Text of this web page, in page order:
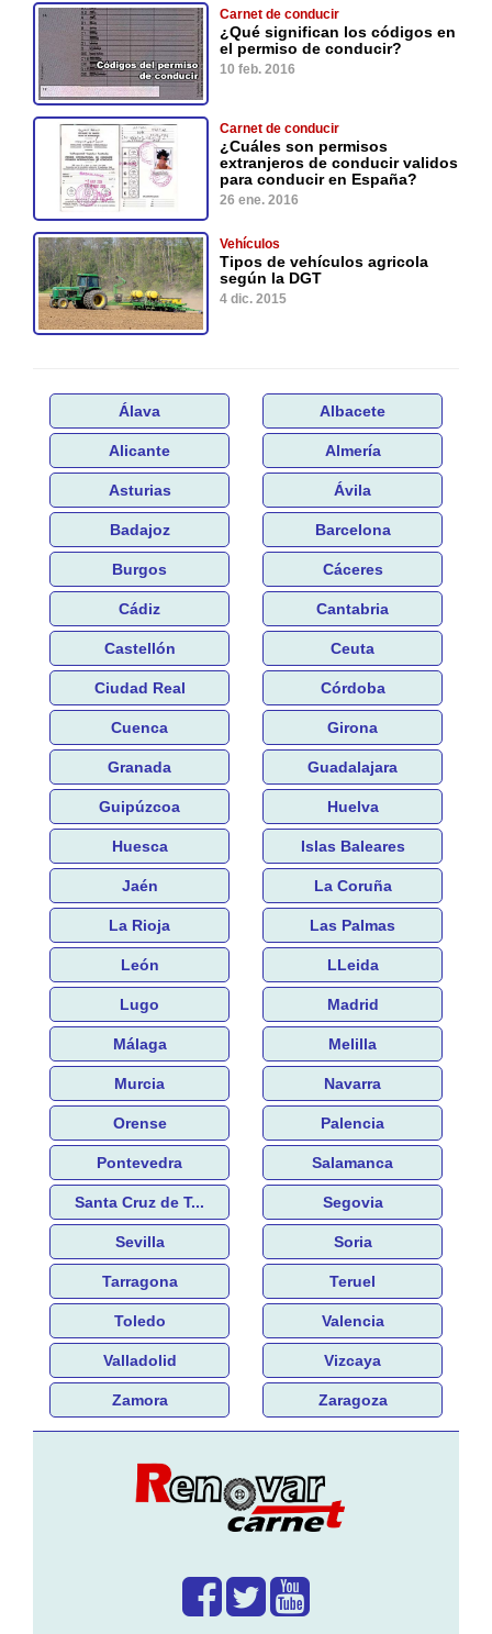
Carnet de conducir
¿Qué significan los códigos en
el permiso de conducir?
10 feb. 2016
Carnet de conducir
¿Cuáles son permisos
extranjeros de conducir validos
para conducir en España?
26 ene. 2016
Vehículos
Tipos de vehículos agricola
según la DGT
4 dic. 2015
Álava Albacete
Alicante Almería
Asturias Ávila
Badajoz Barcelona
Burgos Cáceres
Cádiz Cantabria
Castellón Ceuta
Ciudad Real Córdoba
Cuenca Girona
Granada Guadalajara
Guipúzcoa Huelva
Huesca Islas Baleares
Jaén La Coruña
La Rioja Las Palmas
León LLeida
Lugo Madrid
Málaga Melilla
Murcia Navarra
Orense Palencia
Pontevedra Salamanca
Santa Cruz de T... Segovia
Sevilla Soria
Tarragona Teruel
Toledo Valencia
Valladolid Vizcaya
Zamora Zaragoza